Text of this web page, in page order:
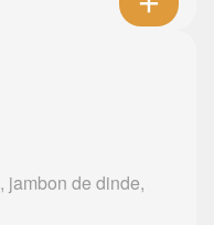
jambon de dinde,